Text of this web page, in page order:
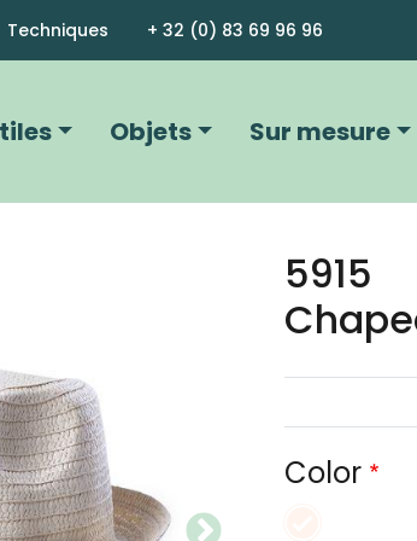
Aller au
Techniques + 32 (0) 83 69 96 96
principale
Objets Sur mesure
Image5915
Color